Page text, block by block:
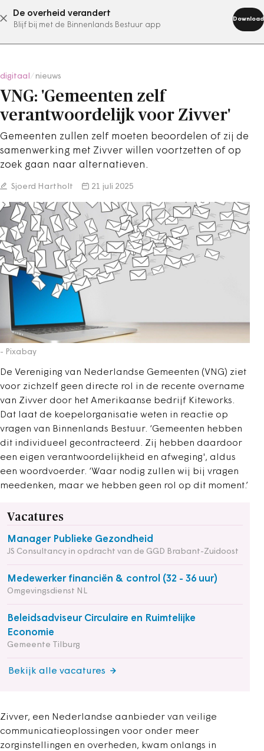
De overheid verandert
Blijf bij met de Binnenlands Bestuur app
Download
abonneer nu
digitaal nieuws
VNG: 'Gemeenten zelf
verantwoordelijk voor Zivver'
Gemeenten zullen zelf moeten beoordelen of zij de
samenwerking met Zivver willen voortzetten of op
zoek gaan naar alternatieven.
Sjoerd Hartholt 21 juli 2025
- Pixabay
De Vereniging van Nederlandse Gemeenten (VNG) ziet
voor zichzelf geen directe rol in de recente overname
van Zivver door het Amerikaanse bedrijf Kiteworks.
Dat laat de koepelorganisatie weten in reactie op
vragen van Binnenlands Bestuur. ‘Gemeenten hebben
dit individueel gecontracteerd. Zij hebben daardoor
een eigen verantwoordelijkheid en afweging', aldus
een woordvoerder. ‘Waar nodig zullen wij bij vragen
meedenken, maar we hebben geen rol op dit moment.’
Vacatures
Manager Publieke Gezondheid
JS Consultancy in opdracht van de GGD Brabant-Zuidoost
Medewerker financiën & control (32 - 36 uur)
Omgevingsdienst NL
Beleidsadviseur Circulaire en Ruimtelijke
Economie
Gemeente Tilburg
Bekijk alle vacatures
Zivver, een Nederlandse aanbieder van veilige
communicatieoplossingen voor onder meer
zorginstellingen en overheden, kwam onlangs in